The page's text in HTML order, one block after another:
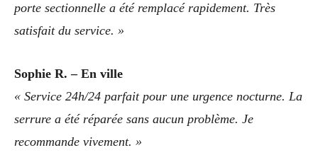
porte sectionnelle a été remplacé rapidement. Très
satisfait du service. »
Sophie R. – En ville
« Service 24h/24 parfait pour une urgence nocturne. La
serrure a été réparée sans aucun problème. Je
recommande vivement. »